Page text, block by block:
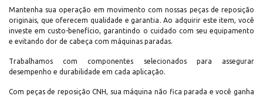
Mantenha sua operação em movimento com nossas peças de reposição
originais, que oferecem qualidade e garantia. Ao adquirir este item, você
investe em custo-benefício, garantindo o cuidado com seu equipamento
e evitando dor de cabeça com máquinas paradas.
Trabalhamos com componentes selecionados para assegurar
desempenho e durabilidade em cada aplicação.
Com peças de reposição CNH, sua máquina não fica parada e você ganha